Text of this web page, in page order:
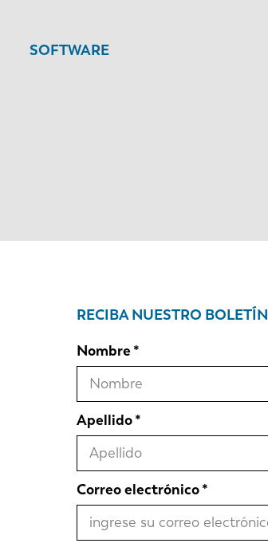
SOFTWARE
RECIBA NUESTRO BOLETÍN
Nombre
Apellido
Correo electrónico